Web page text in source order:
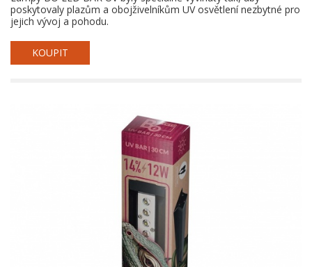
poskytovaly plazům a obojživelníkům UV osvětlení nezbytné pro
jejich vývoj a pohodu.
KOUPIT